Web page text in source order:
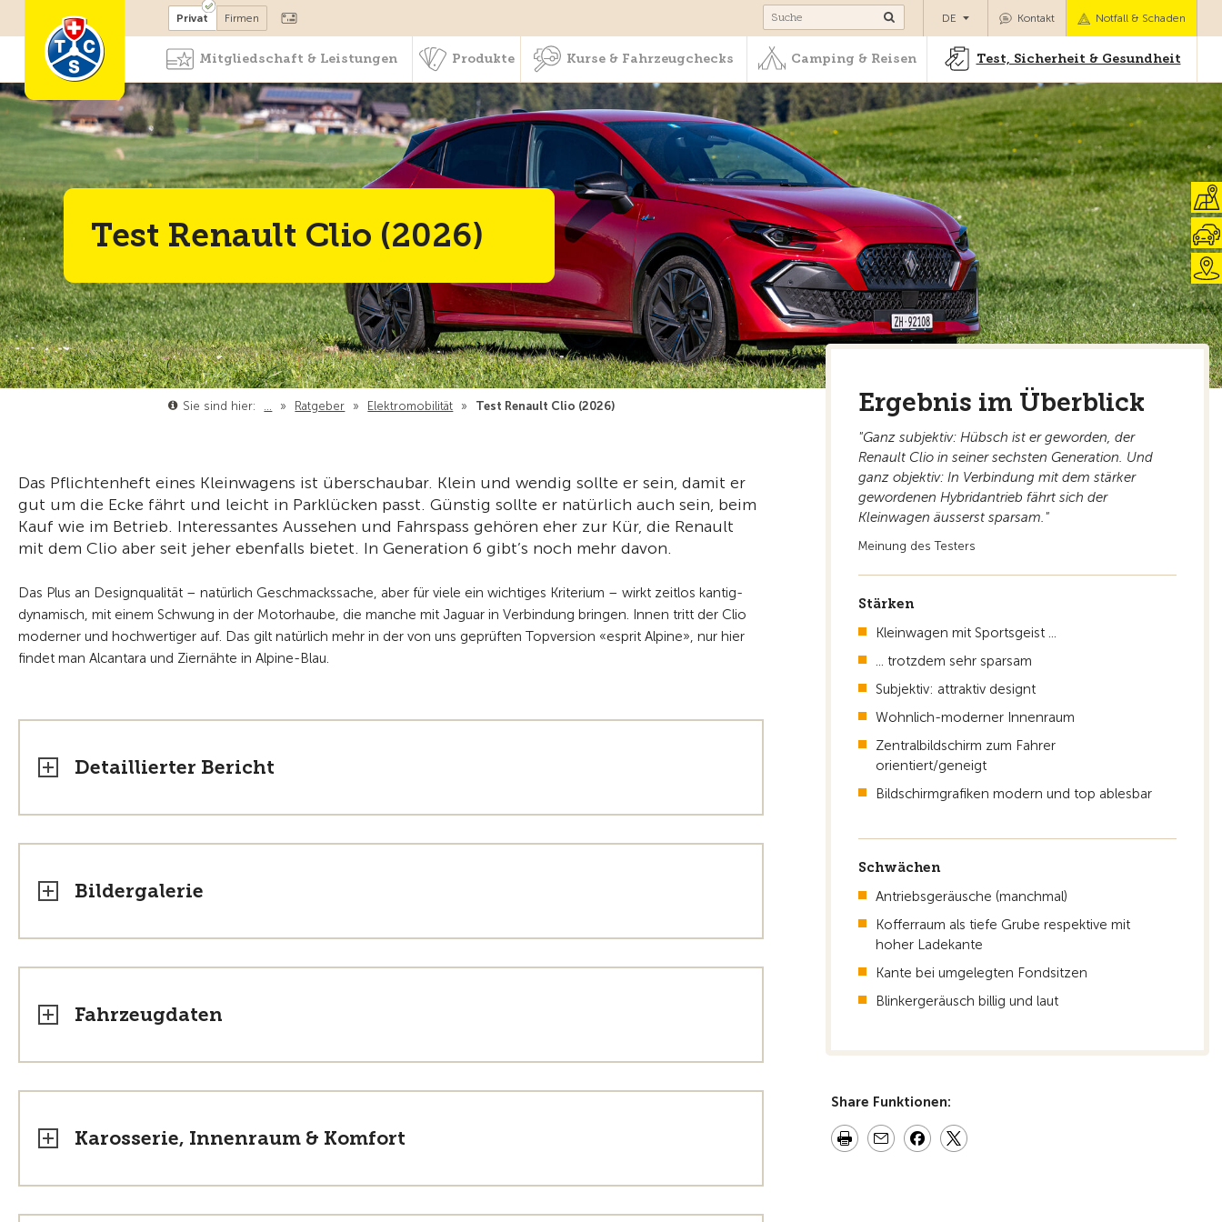
Mitglied werden Kurse & Fahrzeugchecks Camping & Reisen Test, Sicherheit & Gesundheit
Privat Firmen Kontakt Notfall & Schaden
DE
Mitgliedschaft & Leistungen Produkte Kurse & Fahrzeugchecks Camping & Reisen Test, Sicherheit & Gesundheit
Test Renault Clio (2026)
Sie sind hier: … » Ratgeber » Elektromobilität » Test Renault Clio (2026)
Zur Übersicht
Das Pflichtenheft eines Kleinwagens ist überschaubar. Klein und wendig sollte er sein, damit er
gut um die Ecke fährt und leicht in Parklücken passt. Günstig sollte er natürlich auch sein, beim
Kauf wie im Betrieb. Interessantes Aussehen und Fahrspass gehören eher zur Kür, die Renault
mit dem Clio aber seit jeher ebenfalls bietet. In Generation 6 gibt’s noch mehr davon.
Das Plus an Designqualität – natürlich Geschmackssache, aber für viele ein wichtiges Kriterium – wirkt zeitlos kantig-
dynamisch, mit einem Schwung in der Motorhaube, die manche mit Jaguar in Verbindung bringen. Innen tritt der Clio
moderner und hochwertiger auf. Das gilt natürlich mehr in der von uns geprüften Topversion «esprit Alpine», nur hier
findet man Alcantara und Ziernähte in Alpine-Blau.
Detaillierter Bericht
Bildergalerie
Fahrzeugdaten
Karosserie, Innenraum & Komfort
Ergebnis im Überblick
"Ganz subjektiv: Hübsch ist er geworden, der
Renault Clio in seiner sechsten Generation. Und
ganz objektiv: In Verbindung mit dem stärker
gewordenen Hybridantrieb fährt sich der
Kleinwagen äusserst sparsam."
Meinung des Testers
Stärken
Kleinwagen mit Sportsgeist ...
... trotzdem sehr sparsam
Subjektiv: attraktiv designt
Wohnlich-moderner Innenraum
Zentralbildschirm zum Fahrer
orientiert/geneigt
Bildschirmgrafiken modern und top ablesbar
Schwächen
Antriebsgeräusche (manchmal)
Kofferraum als tiefe Grube respektive mit
hoher Ladekante
Kante bei umgelegten Fondsitzen
Blinkergeräusch billig und laut
Share Funktionen: